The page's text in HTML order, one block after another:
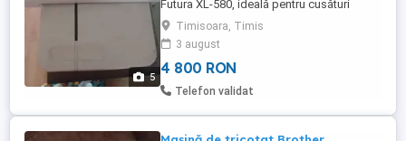
5
Futura XL-580, ideală pentru cusături
decorative, quilting și broderii creative,
atât pentru uz casnic cât și mic business.
Caracteristici principale: Mașină
computerizată, se conectează la PC
Include cerc de broderie Endless (fără
Timisoara, Timis
3 august
4 800 RON
Telefon validat